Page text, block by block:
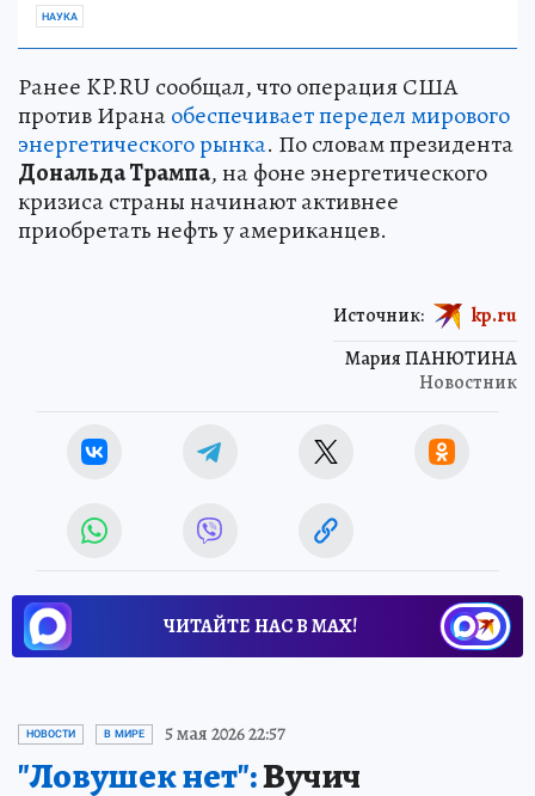
НАУКА
Ранее KP.RU сообщал, что операция США
против Иранаобеспечивает передел мирового
энергетического рынка. По словам президента
Дональда Трампа, на фоне энергетического
кризиса страны начинают активнее
приобретать нефть у американцев.
Мария ПАНЮТИНА
Новостник
Источник: kp.ru
ЧИТАЙТЕ НАС В МАХ!
НОВОСТИ В МИРЕ 5 мая 2026 22:57
"Ловушек нет":Вучич